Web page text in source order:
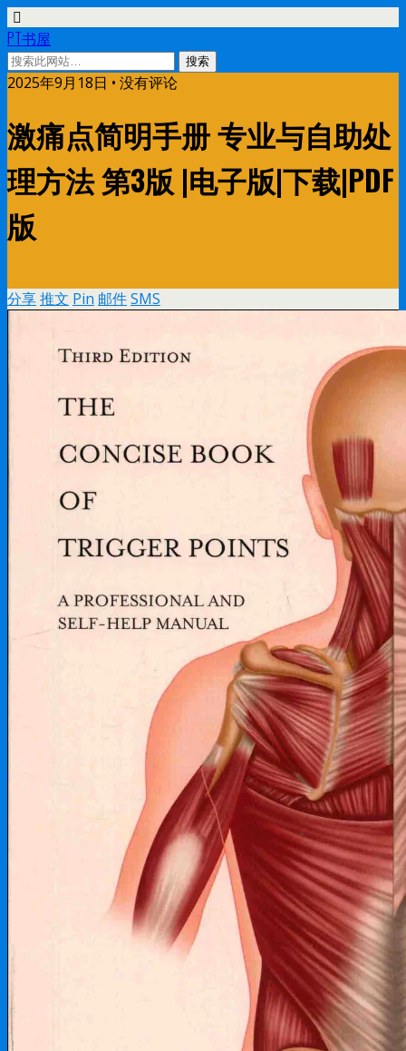
PT书屋
2025年9月18日 • 没有评论
激痛点简明手册 专业与自助处
理方法 第3版 |电子版|下载|PDF
版
分享推文 Pin 邮件SMS